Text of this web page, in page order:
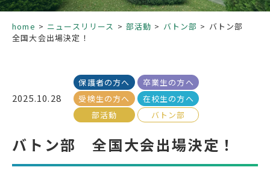
部活動
進路指導
受検生の方へ
home ニュースリリース 部活動 バトン部
バトン部
全国大会出場決定！
2025.10.28
保護者の方へ
卒業生の方へ
受検生の方へ
在校生の方へ
部活動
バトン部
バトン部 全国大会出場決定！